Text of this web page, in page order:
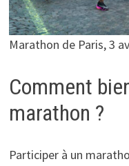
Marathon de Paris, 3
Comment
marathon ?
Participer à un